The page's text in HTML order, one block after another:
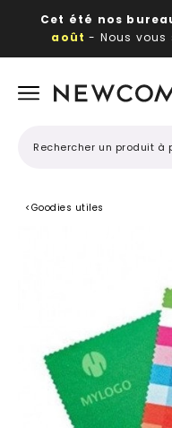
Cet été nos
août - Nous vous
< Goodies utiles